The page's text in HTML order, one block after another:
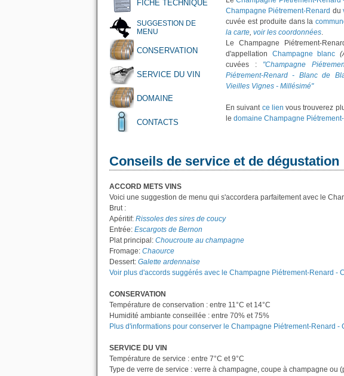
FICHE TECHNIQUE
SUGGESTION DE
MENU
CONSERVATION
SERVICE DU VIN
DOMAINE
CONTACTS
Champagne Piétrement-Renard du
cuvée est produite dans la
la carte, voir les coordonnées.
Le Champagne Piétrement-
d'appellation Champagne blanc
cuvées : "Champagne
Piétrement-Renard - Blanc de
Vieilles Vignes - Millésimé"
En suivant ce lien vous trouverez
le domaine Champagne
Conseils de service et de dégustation
ACCORD METS VINS
Voici une suggestion de menu qui s'accordera parfaitement avec le
Brut :
Apéritif: Rissoles des sires de coucy
Entrée: Escargots de Bernon
Plat principal: Choucroute au champagne
Fromage: Chaource
Dessert: Galette ardennaise
Voir plus d'accords suggérés avec le Champagne Piétrement-Renard -
CONSERVATION
Température de conservation : entre 11°C et 14°C
Humidité ambiante conseillée : entre 70% et 75%
Plus d'informations pour conserver le Champagne Piétrement-Renard -
SERVICE DU VIN
Température de service : entre 7°C et 9°C
Type de verre de service : verre à champagne, coupe à champagne ou